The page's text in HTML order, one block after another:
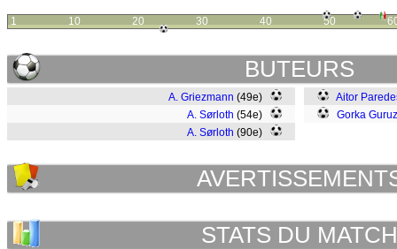
1 10 20 30 40 50
BUTEURS
A. Griezmann (49e)
A. Sørloth (54e)
A. Sørloth (90e)
Aitor
Gorka
STATS DU MATCH